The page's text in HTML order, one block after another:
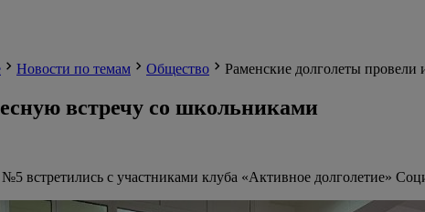
Новости по темам Общество Раменские долголеты провели
встречу со школьниками
встретились с участниками клуба «Активное долголетие»